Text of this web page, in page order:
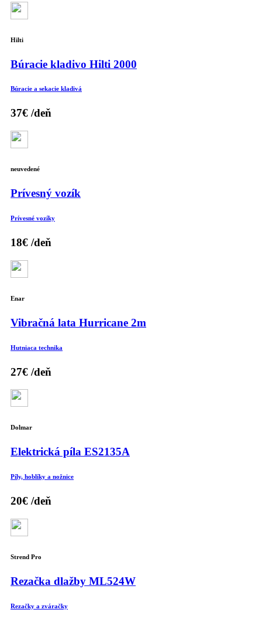
Hilti
Búracie kladivo Hilti 2000
Búracie a sekacie kladivá
37€ /deň
neuvedené
Prívesný vozík
Prívesné vozíky
18€ /deň
Enar
Vibračná lata Hurricane 2m
Hutniaca technika
27€ /deň
Dolmar
Elektrická píla ES2135A
Píly, hoblíky a nožnice
20€ /deň
Strend Pro
Rezačka dlažby ML524W
Rezačky a zváračky